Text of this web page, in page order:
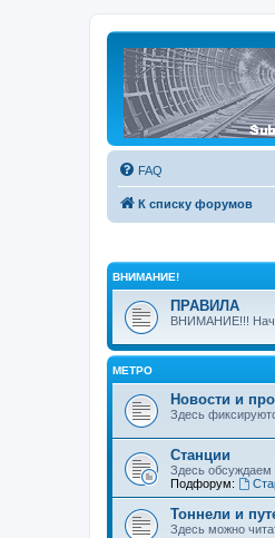
FAQ
К списку форумов
ВНИМАНИЕ!
ПРАВИЛА
ВНИМАНИЕ!!!
МЕТРО
Новости и
Здесь
Станции
Здесь обсуждаем
Подфорум:
Тоннели и
Здесь можно